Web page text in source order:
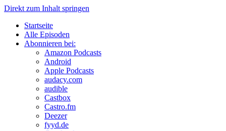
Direkt zum Inhalt springen
Startseite
Alle Episoden
Abonnieren bei:
Amazon Podcasts
Android
Apple Podcasts
audacy.com
audible
Castbox
Castro.fm
Deezer
fyyd.de